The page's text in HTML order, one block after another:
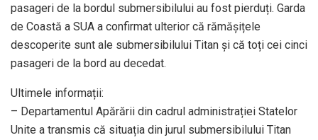
pasageri de la bordul submersibilului au fost pierduți. Garda
de Coastă a SUA a confirmat ulterior că rămășițele
descoperite sunt ale submersibilului Titan și că toți cei cinci
pasageri de la bord au decedat.
Ultimele informații:
– Departamentul Apărării din cadrul administrației Statelor
Unite a transmis că situația din jurul submersibilului Titan